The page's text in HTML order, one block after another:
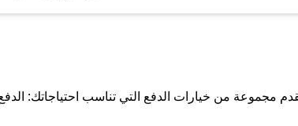
من خيارات الدفع التي تناسب احتياجاتك: الدفع